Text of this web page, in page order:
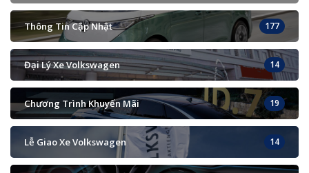
Thông Tin Cập Nhật 177
Đại Lý Xe Volkswagen 14
Chương Trình Khuyến Mãi 19
Lễ Giao Xe Volkswagen 14